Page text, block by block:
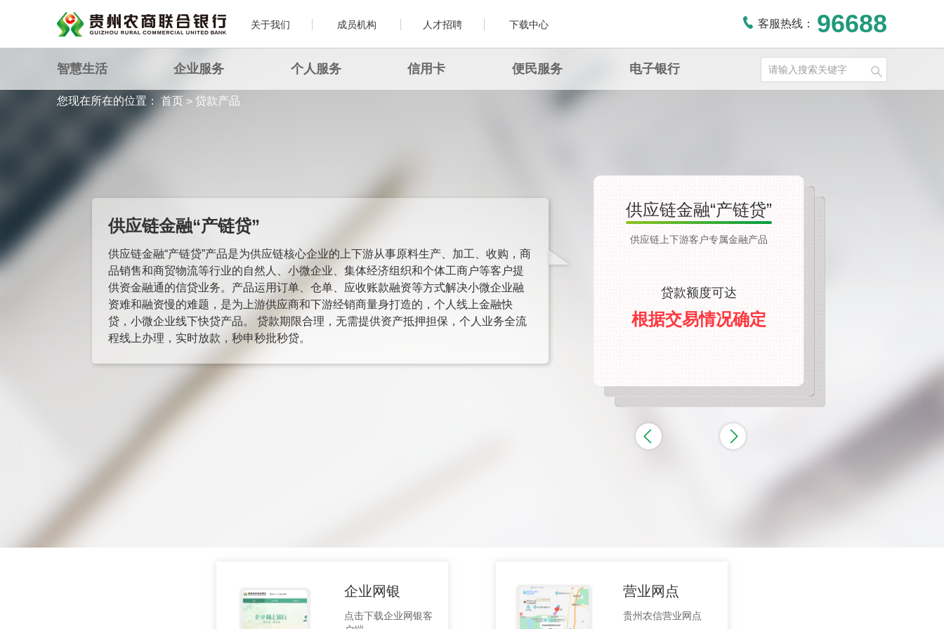
关于我们 成员机构 人才招聘 下载中心 客服热线： 96688
智慧生活 企业服务 个人服务 信用卡 便民服务 电子银行
您现在所在的位置： 首页 > 贷款产品
供应链金融“产链贷”
供应链金融“产链贷”产品是为供应链核心企业的上下游从事原料生产、加工、收购，商
品销售和商贸物流等行业的自然人、小微企业、集体经济组织和个体工商户等客户提
供资金融通的信贷业务。产品运用订单、仓单、应收账款融资等方式解决小微企业融
资难和融资慢的难题，是为上游供应商和下游经销商量身打造的，个人线上金融快
贷，小微企业线下快贷产品。 贷款期限合理，无需提供资产抵押担保，个人业务全流
程线上办理，实时放款，秒申秒批秒贷。
供应链金融“产链贷”
供应链上下游客户专属金融产品
贷款额度可达
根据交易情况确定
创业担保贴息贷款
贷款额度可达
300万元
超链融
贷款额度可达
企业网银
点击下载企业网银客
营业网点
贵州农信营业网点